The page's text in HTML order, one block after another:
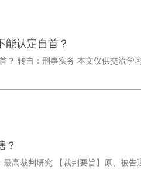
能认定自首？
转自：刑事实务 本文仅供交流学
？
高裁判研究 【裁判要旨】原、被告